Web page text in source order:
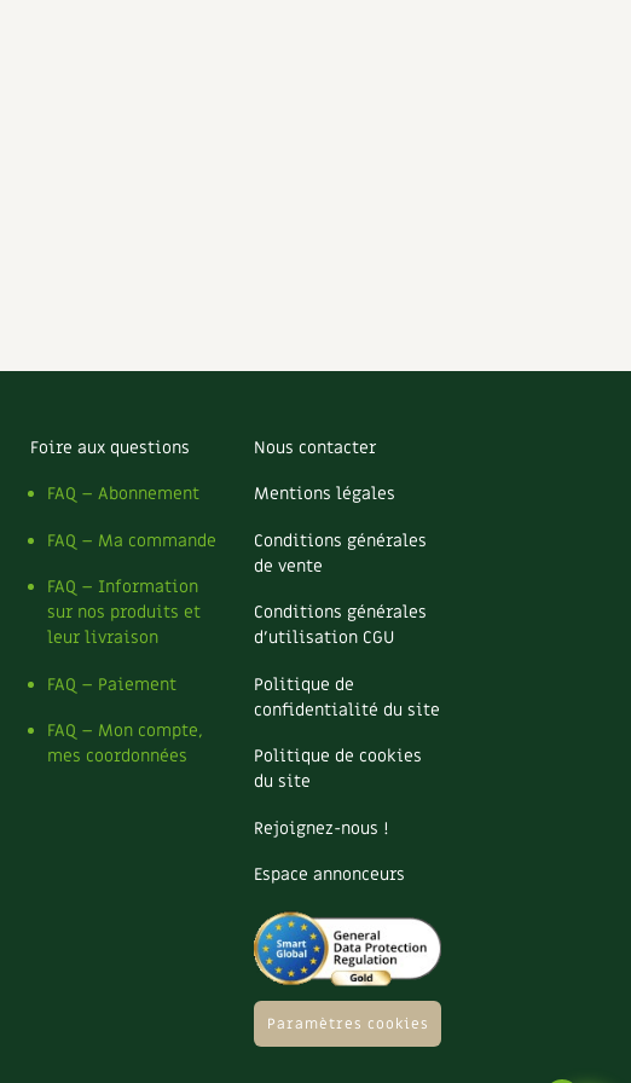
Foire aux questions
FAQ – Abonnement
FAQ – Ma commande
FAQ – Information
sur nos produits et
leur livraison
FAQ – Paiement
FAQ – Mon compte,
mes coordonnées
Nous contacter
Mentions légales
Conditions générales
de vente
Conditions générales
d’utilisation CGU
Politique de
confidentialité du site
Politique de cookies
du site
Rejoignez-nous !
Espace annonceurs
Paramètres cookies